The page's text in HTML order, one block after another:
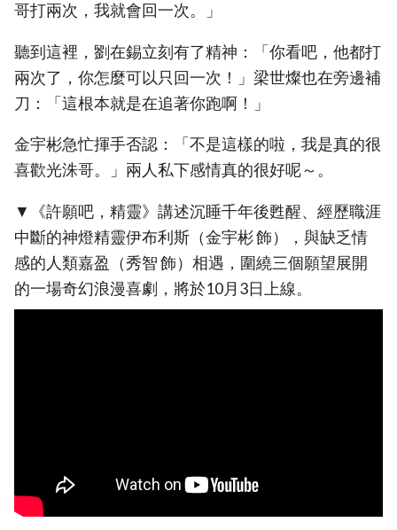
哥打兩次，我就會回一次。」
聽到這裡，劉在錫立刻有了精神：「你看吧，他都打
兩次了，你怎麼可以只回一次！」梁世燦也在旁邊補
刀：「這根本就是在追著你跑啊！」
金宇彬急忙揮手否認：「不是這樣的啦，我是真的很
喜歡光洙哥。」兩人私下感情真的很好呢～。
▼《許願吧，精靈》講述沉睡千年後甦醒、經歷職涯
中斷的神燈精靈伊布利斯（金宇彬 飾），與缺乏情
感的人類嘉盈（秀智 飾）相遇，圍繞三個願望展開
的一場奇幻浪漫喜劇，將於10月3日上線。